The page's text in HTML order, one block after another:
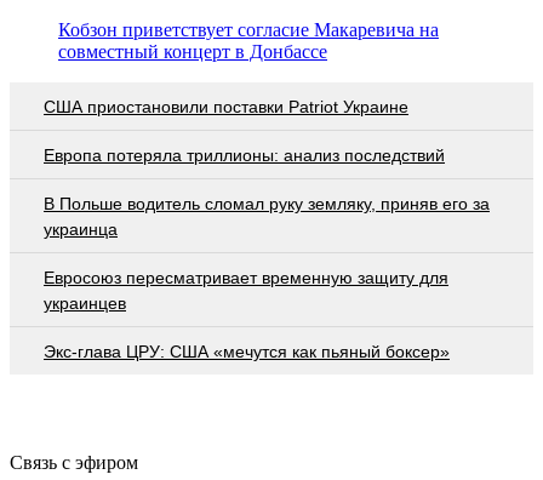
Кобзон приветствует согласие Макаревича на
совместный концерт в Донбассе
США приостановили поставки Patriot Украине
Европа потеряла триллионы: анализ последствий
В Польше водитель сломал руку земляку, приняв его за
украинца
Евросоюз пересматривает временную защиту для
украинцев
Экс-глава ЦРУ: США «мечутся как пьяный боксер»
Связь с эфиром